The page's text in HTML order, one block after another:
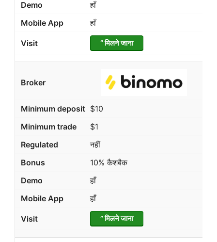
हाँ
हाँ
” मिलने जाना
$10
$1
नहीं
10% कैशबैक
हाँ
हाँ
” मिलने जाना